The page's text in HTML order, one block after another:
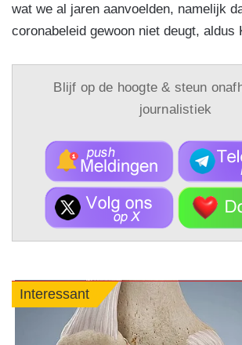
wat we al jaren aanvoelden, namelijk
coronabeleid gewoon niet deugt, aldus
Blijf op de hoogte & steun
journalistiek
Interessant